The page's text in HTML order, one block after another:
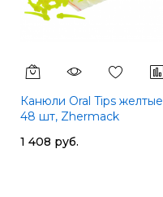
Канюли Oral Tips желтые
48 шт, Zhermack
1 408 руб.